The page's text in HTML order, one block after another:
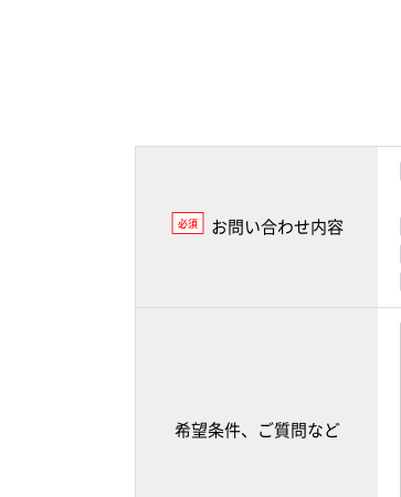
必須 お問い合わせ内容
希望条件、ご質問など